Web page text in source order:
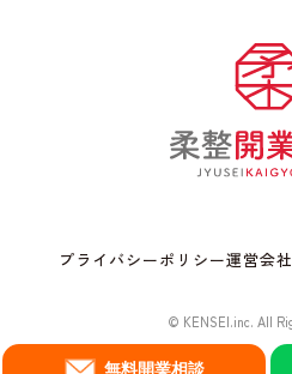
無料開業相談
プライバシーポリシー運営会
© KENSEI.inc. All